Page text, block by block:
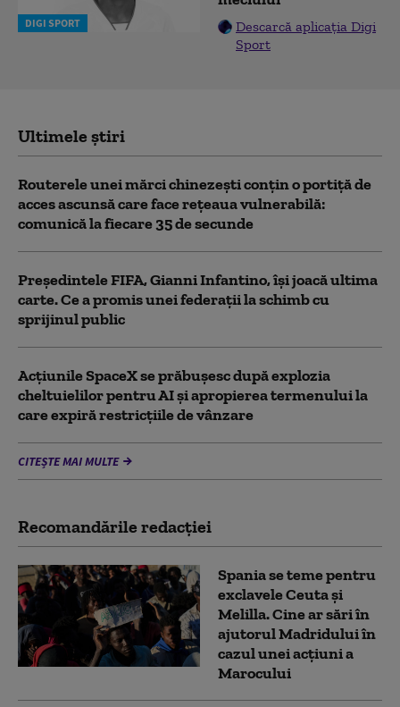
DIGI SPORT
Descarcă aplicația Digi
Sport
Ultimele știri
Routerele unei mărci chinezești conțin o portiță de
acces ascunsă care face rețeaua vulnerabilă:
comunică la fiecare 35 de secunde
Președintele FIFA, Gianni Infantino, îşi joacă ultima
carte. Ce a promis unei federații la schimb cu
sprijinul public
Acţiunile SpaceX se prăbuşesc după explozia
cheltuielilor pentru AI şi apropierea termenului la
care expiră restricţiile de vânzare
CITEȘTE MAI MULTE
Recomandările redacţiei
Spania se teme pentru
exclavele Ceuta și
Melilla. Cine ar sări în
ajutorul Madridului în
cazul unei acțiuni a
Marocului